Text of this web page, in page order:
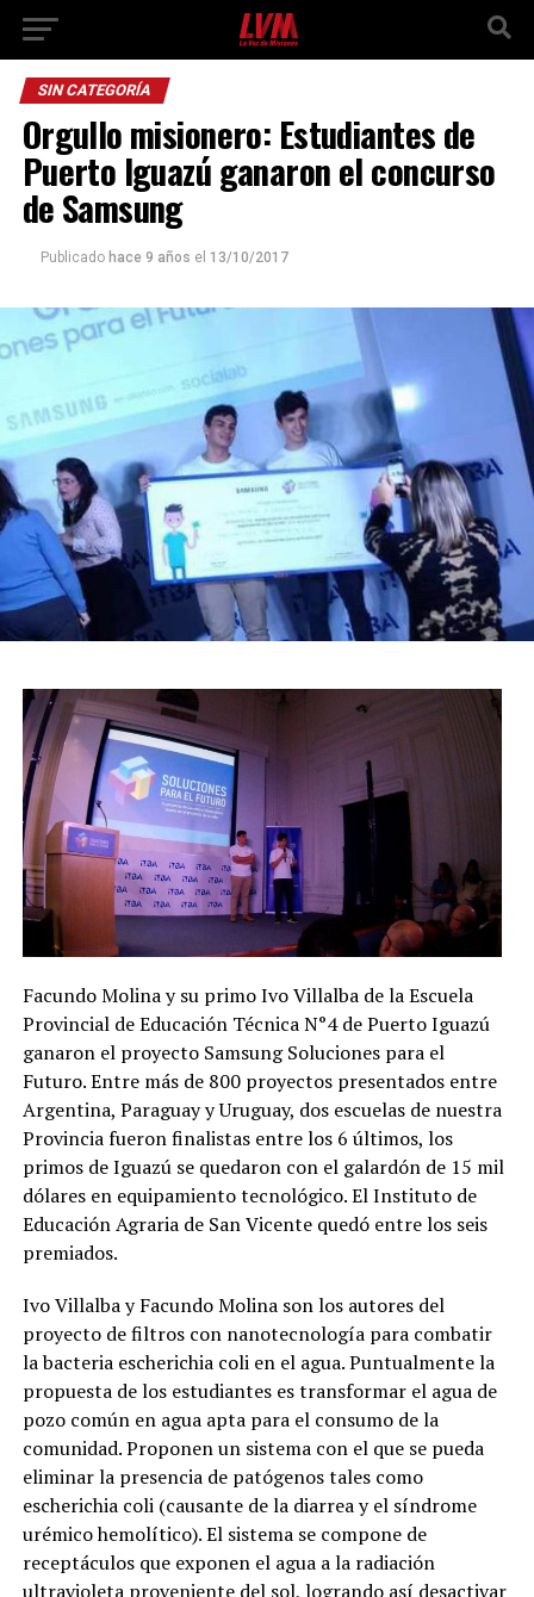
SIN CATEGORÍA
Orgullo misionero: Estudiantes de
Puerto Iguazú ganaron el concurso
de Samsung
Publicado hace 9 años el 13/10/2017
Facundo Molina y su primo Ivo Villalba de la Escuela
Provincial de Educación Técnica N°4 de Puerto Iguazú
ganaron el proyecto Samsung Soluciones para el
Futuro. Entre más de 800 proyectos presentados entre
Argentina, Paraguay y Uruguay, dos escuelas de nuestra
Provincia fueron finalistas entre los 6 últimos, los
primos de Iguazú se quedaron con el galardón de 15 mil
dólares en equipamiento tecnológico. El Instituto de
Educación Agraria de San Vicente quedó entre los seis
premiados.
Ivo Villalba y Facundo Molina son los autores del
proyecto de filtros con nanotecnología para combatir
la bacteria escherichia coli en el agua. Puntualmente la
propuesta de los estudiantes es transformar el agua de
pozo común en agua apta para el consumo de la
comunidad. Proponen un sistema con el que se pueda
eliminar la presencia de patógenos tales como
escherichia coli (causante de la diarrea y el síndrome
urémico hemolítico). El sistema se compone de
receptáculos que exponen el agua a la radiación
ultravioleta proveniente del sol, logrando así desactivar